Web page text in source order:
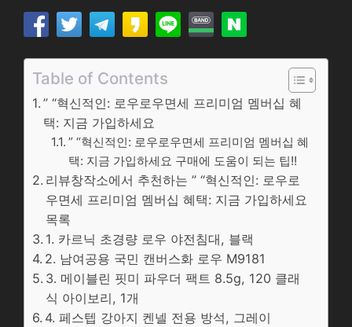
Table of Contents
” “혁신적인: 로우로우면세 프리미엄 멤버십 혜
택: 지금 가입하세요
” “혁신적인: 로우로우면세 프리미엄 멤버십 혜
택: 지금 가입하세요 구매에 도움이 되는 팁!!
리뷰창작소에서 추천하는 ” “혁신적인: 로우로
우면세 프리미엄 멤버십 혜택: 지금 가입하세요
목록
1. 카르닉 초경량 로우 야전침대, 블랙
2. 남여공용 국민 캔버스화 로우 M9181
3. 메이블린 핏미 파우더 팩트 8.5g, 120 클래
식 아이보리, 1개
4. 페스텝 강아지 켄넬 전용 방석, 그레이